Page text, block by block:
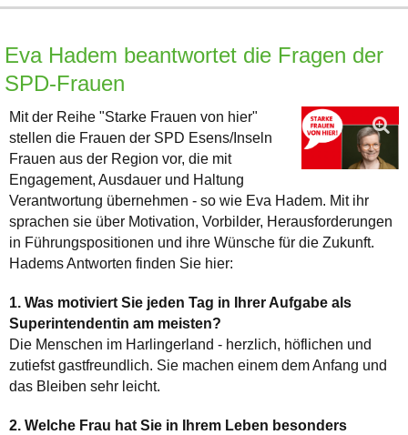
Eva Hadem beantwortet die Fragen der
SPD-Frauen
Mit der Reihe "Starke Frauen von hier"
stellen die Frauen der SPD Esens/Inseln
Frauen aus der Region vor, die mit
Engagement, Ausdauer und Haltung
Verantwortung übernehmen - so wie Eva Hadem. Mit ihr
sprachen sie über Motivation, Vorbilder, Herausforderungen
in Führungspositionen und ihre Wünsche für die Zukunft.
Hadems Antworten finden Sie hier:
1. Was motiviert Sie jeden Tag in Ihrer Aufgabe als
Superintendentin am meisten?
Die Menschen im Harlingerland - herzlich, höflichen und
zutiefst gastfreundlich. Sie machen einem dem Anfang und
das Bleiben sehr leicht.
2. Welche Frau hat Sie in Ihrem Leben besonders